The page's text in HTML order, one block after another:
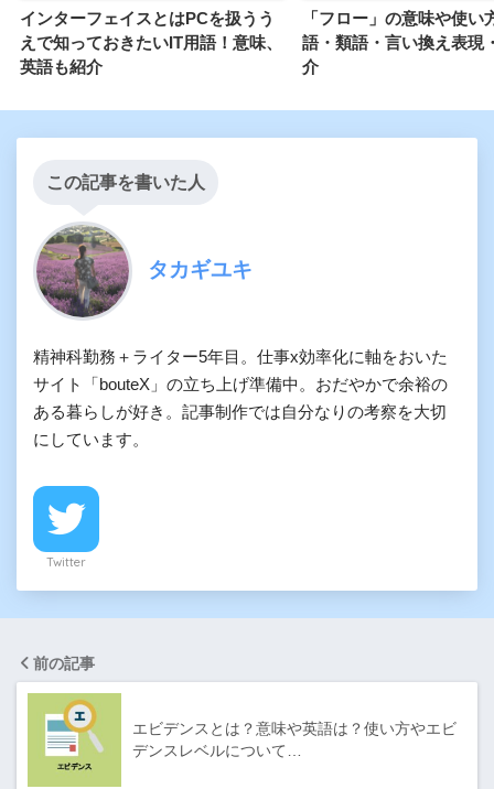
インターフェイスとはPCを扱うう
えで知っておきたいIT用語！意味、
英語も紹介
「フロー」の意味や使い
語・類語・言い換え表現
介
この記事を書いた人
タカギユキ
精神科勤務＋ライター5年目。仕事x効率化に軸をおいた
サイト「bouteX」の立ち上げ準備中。おだやかで余裕の
ある暮らしが好き。記事制作では自分なりの考察を大切
にしています。
Twitter
前の記事
エビデンスとは？意味や英語は？使い方やエビ
デンスレベルについて…